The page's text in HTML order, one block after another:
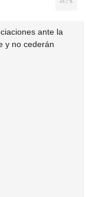
ante la
y no cederán